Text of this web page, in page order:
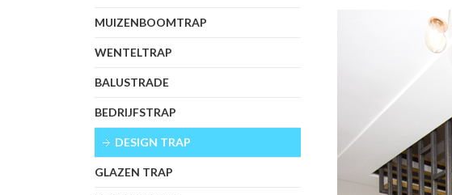
MUIZENBOOMTRAP
WENTELTRAP
BALUSTRADE
BEDRIJFSTRAP
DESIGN TRAP
GLAZEN TRAP